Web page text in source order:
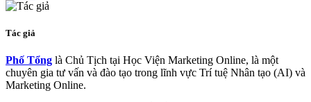
Tác giả
Phố Tổng là Chủ Tịch tại Học Viện Marketing Online, là một
chuyên gia tư vấn và đào tạo trong lĩnh vực Trí tuệ Nhân tạo (AI) và
Marketing Online.